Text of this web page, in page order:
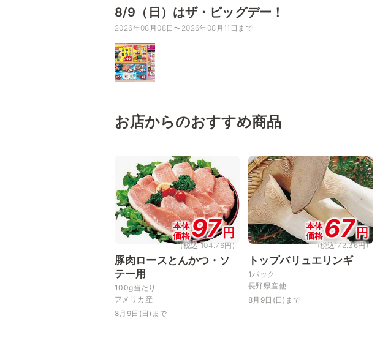
8/9（日）はザ・ビッグデー！
2026年08月08日〜2026年08月11日まで
お店からのおすすめ商品
本体
価格97 円
(税込 104.76円)
豚肉ロースとんかつ・ソ
テー用
100g当たり
アメリカ産
8月9日(日)まで
本体
価格67 円
(税込 72.36円)
トップバリュエリンギ
1パック
長野県産他
8月9日(日)まで